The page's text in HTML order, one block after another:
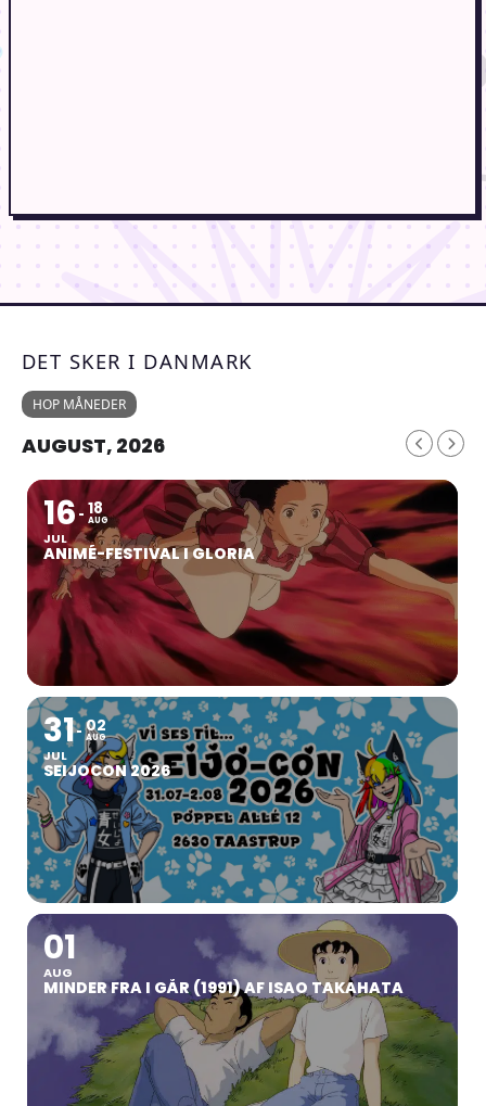
DET SKER I DANMARK
HOP MÅNEDER
AUGUST, 2026
16
JUL
18
AUG
ANIMÉ-FESTIVAL I GLORIA
31
JUL
02
AUG
SEIJOCON 2026
01
AUG
MINDER FRA I GÅR (1991) AF ISAO TAKAHATA